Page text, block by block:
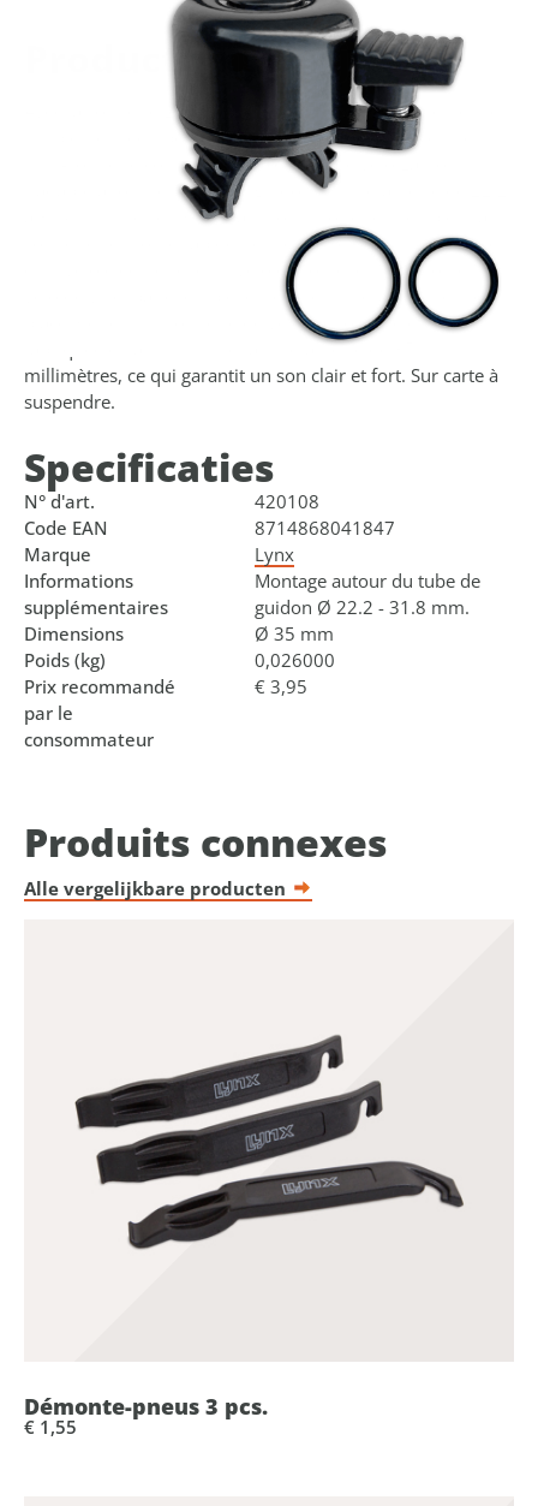
Product­omschrijving
Avec la sonnette Lasso de Lynx, vous pouvez facilement et
simplement équiper tout type de guidon de vélo d'une
mini-sonnette compacte. La sonnette de vélo Lasso
s'adapte à tous les types de guidons d'un diamètre de 22,2
à 31,8 millimètres. Grâce aux joints toriques flexibles, la
sonnette se monte rapidement et facilement sur le guidon
d'un vélo électrique, d'un vélo de route, d'un VTT ou d'un
vélo de ville, par exemple, et reste ensuite fermement en
place. Cette mini sonnette de vélo Lasso noire est
fabriquée en aluminium et a un diamètre de 35
millimètres, ce qui garantit un son clair et fort. Sur carte à
suspendre.
Specificaties
N° d'art.
420108
Code EAN
8714868041847
Marque
Lynx
Informations
supplémentaires
Montage autour du tube de
guidon Ø 22.2 - 31.8 mm.
Dimensions
Ø 35 mm
Poids (kg)
0,026000
Prix recommandé
par le
consommateur
€ 3,95
Produits connexes
Alle vergelijkbare producten
Démonte-pneus 3 pcs.
€ 1,55